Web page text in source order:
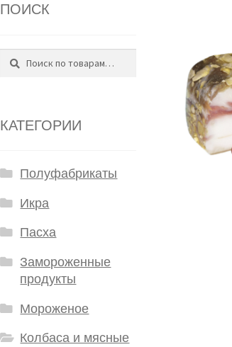
ПОИСК
Искать:
Поиск
КАТЕГОРИИ
Полуфабрикаты
Икра
Пасха
Замороженные
продукты
Мороженое
Колбаса и мясные